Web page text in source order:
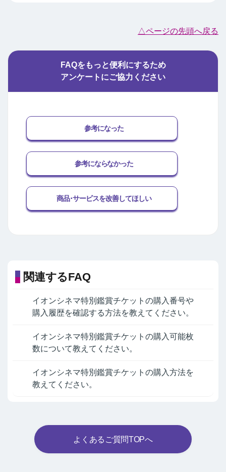
△ページの先頭へ戻る
FAQをもっと便利にするため
アンケートにご協力ください
参考になった
参考にならなかった
商品･サービスを改善してほしい
関連するFAQ
イオンシネマ特別鑑賞チケットの購入番号や
購入履歴を確認する方法を教えてください。
イオンシネマ特別鑑賞チケットの購入可能枚
数について教えてください。
イオンシネマ特別鑑賞チケットの購入方法を
教えてください。
よくあるご質問TOPへ